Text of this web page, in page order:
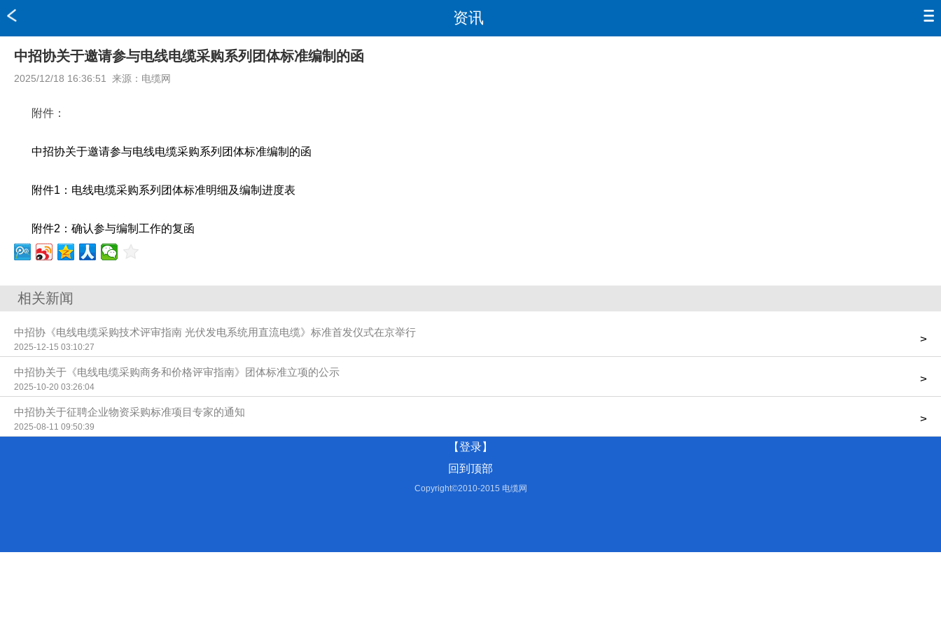
资讯
中招协关于邀请参与电线电缆采购系列团体标准编制的函
2025/12/18 16:36:51 来源： 电缆网
附件：
中招协关于邀请参与电线电缆采购系列团体标准编制的函
附件1：电线电缆采购系列团体标准明细及编制进度表
附件2：确认参与编制工作的复函
相关新闻
中招协《电线电缆采购技术评审指南 光伏发电系统用直流电缆》标准首发仪式在京举行
2025-12-15 03:10:27
>
中招协关于《电线电缆采购商务和价格评审指南》团体标准立项的公示
2025-10-20 03:26:04
>
中招协关于征聘企业物资采购标准项目专家的通知
2025-08-11 09:50:39
>
【登录】
回到顶部
Copyright©2010-2015 电缆网